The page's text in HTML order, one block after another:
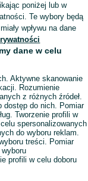
poniżej lub w
Te wybory będą
wpływu na dane
dane w celu
Aktywne skanowanie
Rozumienie
z różnych źródeł.
dostęp do nich. Pomiar
Tworzenie profili w
spersonalizowanych
do wyboru reklam.
treści. Pomiar
profili w celu doboru